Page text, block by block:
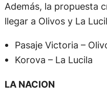
Además, la propuesta
llegar a Olivos y La
Pasaje Victoria –
Korova – La Lucila
LA NACION